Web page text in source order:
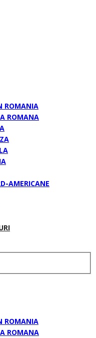
ROMANIA
ROMANA
AMERICANE
ROMANIA
ROMANA